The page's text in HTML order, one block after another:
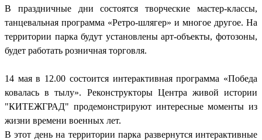
В праздничные дни состоятся творческие мастер-классы,
танцевальная программа «Ретро-шлягер» и многое другое. На
территории парка будут установлены арт-объекты, фотозоны,
будет работать розничная торговля.
14 мая в 12.00 состоится интерактивная программа «Победа
ковалась в тылу». Реконструкторы Центра живой истории
"КИТЕЖГРАД" продемонстрируют интересные моменты из
жизни времени военных лет.
В этот день на территории парка развернутся интерактивные